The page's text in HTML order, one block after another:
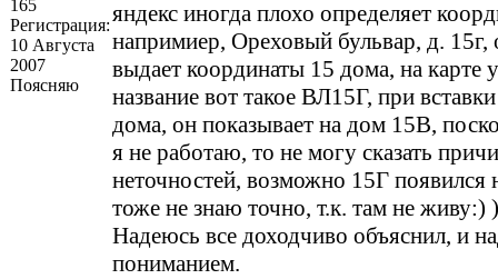
165
Регистрация:
10 Августа
2007
Поясняю
яндекс иногда плохо определяет
напримиер, Ореховый бульвар, д. 15г,
выдает координаты 15 дома, на карте
название вот такое ВЛ15Г, при
дома, он показывает на дом 15В,
я не работаю, то не могу сказать
неточностей, возможно 15Г появился
тоже не знаю точно, т.к. там не живу:)
Надеюсь все доходчиво объяснил, и
пониманием.